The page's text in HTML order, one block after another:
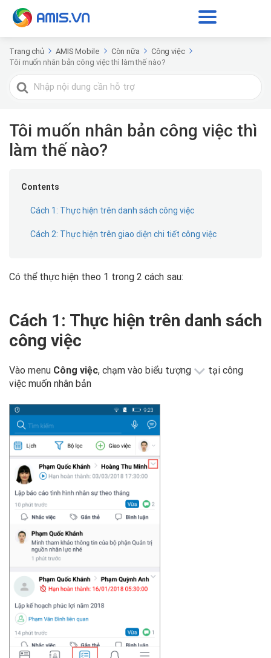
Trang chủ AMIS Mobile Còn nữa
Công việc
Tôi muốn nhân bản công việc thì làm thế nào?
Tìm
kiếm
Tôi muốn nhân bản công việc thì
làm thế nào?
Contents
Cách 1: Thực hiện trên danh sách công việc
Cách 2: Thực hiện trên giao diện chi tiết công việc
Có thể thực hiện theo 1 trong 2 cách sau:
Cách 1: Thực hiện trên danh sách
công việc
Vào menu Công việc, chạm vào biểu tượng
tại công
việc muốn nhân bản